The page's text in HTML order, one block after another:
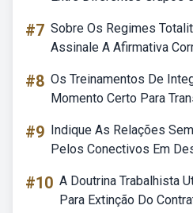
#7 Sobre Os Regimes
Assinale A Afirmativa
#8 Os Treinamentos De
Momento Certo Para
#9 Indique As Relações
Pelos Conectivos Em
#10 A Doutrina Trabalhista
Para Extinção Do